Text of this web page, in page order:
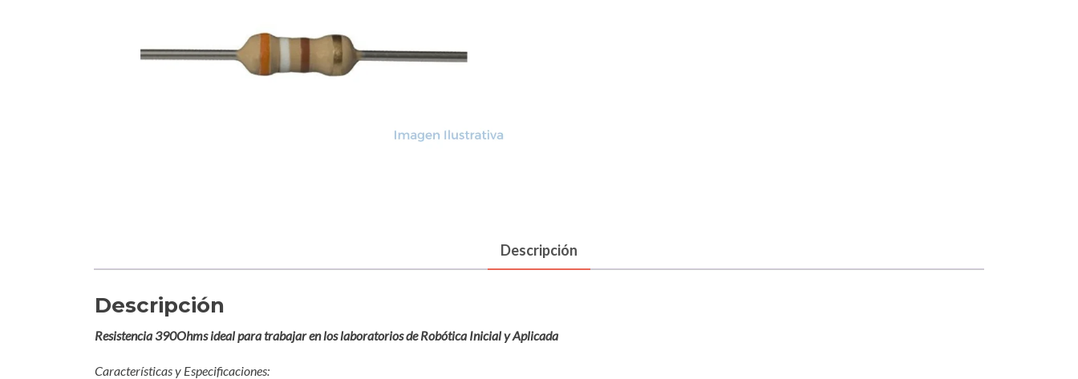
Descripción
Descripción
Resistencia 390Ohms ideal para trabajar en los laboratorios de Robótica Inicial y Aplicada
Características y Especificaciones: